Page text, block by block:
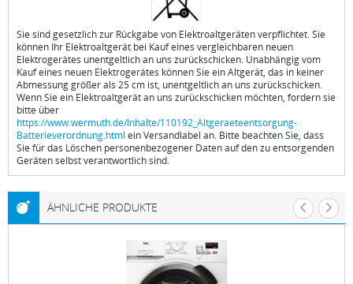
Sie sind gesetzlich zur Rückgabe von Elektroaltgeräten verpflichtet. Sie
können Ihr Elektroaltgerät bei Kauf eines vergleichbaren neuen
Elektrogerätes unentgeltlich an uns zurückschicken. Unabhängig vom
Kauf eines neuen Elektrogerätes können Sie ein Altgerät, das in keiner
Abmessung größer als 25 cm ist, unentgeltlich an uns zurückschicken.
Wenn Sie ein Elektroaltgerät an uns zurückschicken möchten, fordern sie
bitte über
https://www.wermuth.de/Inhalte/110192_Altgeraeteentsorgung-
Batterieverordnung.html ein Versandlabel an. Bitte beachten Sie, dass
Sie für das Löschen personenbezogener Daten auf den zu entsorgenden
Geräten selbst verantwortlich sind.
ÄHNLICHE PRODUKTE